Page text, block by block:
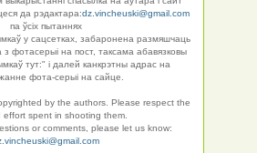
да рэдактара:dz.vincheuski@gmail.com
па ўсіх пытаннях
у сацсетках, забаронена размяшчаць
фотасерыі на пост, таксама абавязковы
тут:" і далей канкрэтны адрас на
фота-серыі на сайце.
by the authors. Please respect the
effort spent in shooting them.
or comments, please let us know: